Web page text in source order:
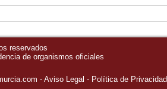
reservados
de organismos oficiales
Aviso Legal Política de Privacidad